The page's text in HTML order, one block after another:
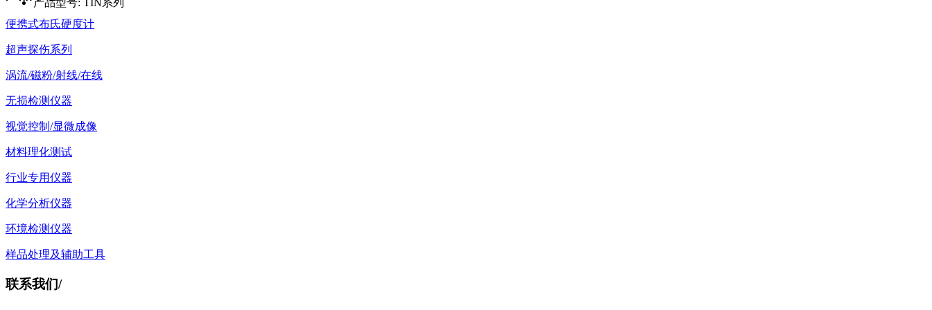
便携式布氏硬度计
超声探伤系列
涡流/磁粉/射线/在线
无损检测仪器
视觉控制/显微成像
材料理化测试
行业专用仪器
化学分析仪器
环境检测仪器
样品处理及辅助工具
联系我们/